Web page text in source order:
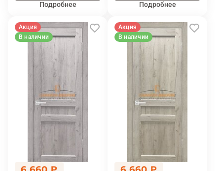
Подробнее
Подробнее
Акция
В наличии
Акция
В наличии